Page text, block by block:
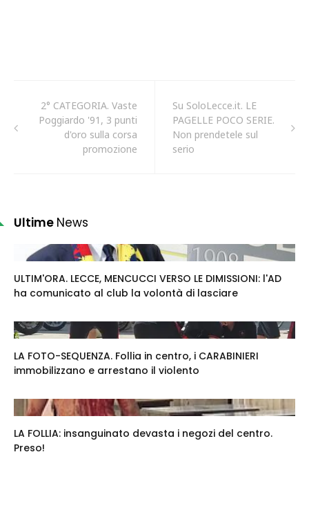
2° CATEGORIA. Vaste
Poggiardo '91, 3 punti
d'oro sulla corsa
promozione
Su SoloLecce.it. LE
PAGELLE POCO SERIE.
Non prendetele sul
serio
Ultime News
ULTIM'ORA. LECCE, MENCUCCI VERSO LE DIMISSIONI: l'AD
ha comunicato al club la volontà di lasciare
LA FOTO-SEQUENZA. Follia in centro, i CARABINIERI
immobilizzano e arrestano il violento
LA FOLLIA: insanguinato devasta i negozi del centro.
Preso!